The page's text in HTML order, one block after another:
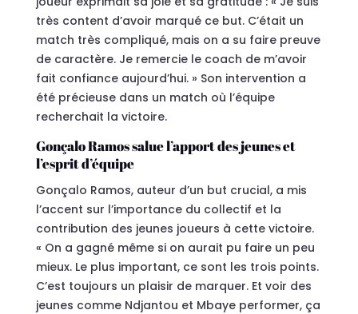
très content d’avoir marqué ce but. C’était un
match très compliqué, mais on a su faire preuve
de caractère. Je remercie le coach de m’avoir
fait confiance aujourd’hui. » Son intervention a
été précieuse dans un match où l’équipe
recherchait la victoire.
Gonçalo Ramos salue l’apport des jeunes et
l’esprit d’équipe
Gonçalo Ramos, auteur d’un but crucial, a mis
l’accent sur l’importance du collectif et la
contribution des jeunes joueurs à cette victoire.
« On a gagné même si on aurait pu faire un peu
mieux. Le plus important, ce sont les trois points.
C’est toujours un plaisir de marquer. Et voir des
jeunes comme Ndjantou et Mbaye performer, ça